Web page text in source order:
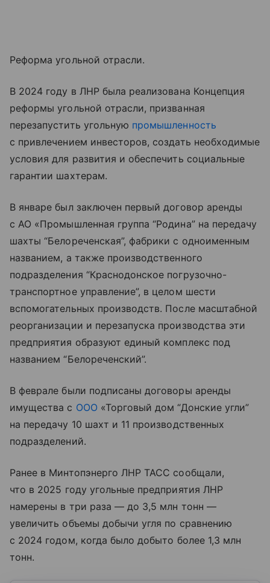
Реформа угольной отрасли.
В 2024 году в ЛНР была реализована Концепция
реформы угольной отрасли, призванная
перезапустить угольную промышленность
с привлечением инвесторов, создать необходимые
условия для развития и обеспечить социальные
гарантии шахтерам.
В январе был заключен первый договор аренды
с АО «Промышленная группа “Родина” на передачу
шахты “Белореченская”, фабрики с одноименным
названием, а также производственного
подразделения “Краснодонское погрузочно-
транспортное управление”, в целом шести
вспомогательных производств. После масштабной
реорганизации и перезапуска производства эти
предприятия образуют единый комплекс под
названием “Белореченский”.
В феврале были подписаны договоры аренды
имущества с ООО «Торговый дом “Донские угли”
на передачу 10 шахт и 11 производственных
подразделений.
Ранее в Минтопэнерго ЛНР ТАСС сообщали,
что в 2025 году угольные предприятия ЛНР
намерены в три раза — до 3,5 млн тонн —
увеличить объемы добычи угля по сравнению
с 2024 годом, когда было добыто более 1,3 млн
тонн.